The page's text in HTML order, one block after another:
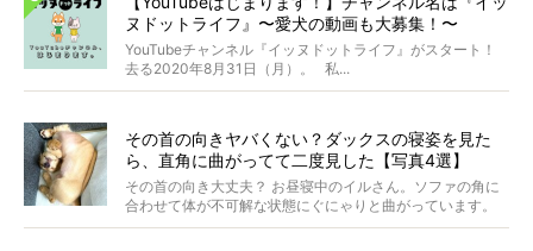
ヌドットライフ』〜愛犬の動画も大募集！〜
YouTubeチャンネル『イッヌドットライフ』がスタート！
去る2020年8月31日（月）。 私...
その首の向きヤバくない？ダックスの寝姿を見た
ら、直角に曲がってて二度見した【写真4選】
その首の向き大丈夫？ お昼寝中のイルさん。ソファの角に
合わせて体が不可解な状態にぐにゃりと曲がっています。
&...